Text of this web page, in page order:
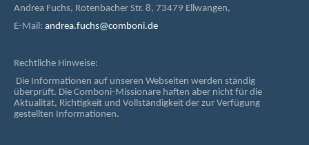
Andrea Fuchs, Rotenbacher Str. 8, 73479 Ellwangen,
E-Mail: andrea.fuchs@comboni.de
Rechtliche Hinweise:
Die Informationen auf unseren Webseiten werden ständig
überprüft. Die Comboni-Missionare haften aber nicht für die
Aktualität, Richtigkeit und Vollständigkeit der zur Verfügung
gestellten Informationen.